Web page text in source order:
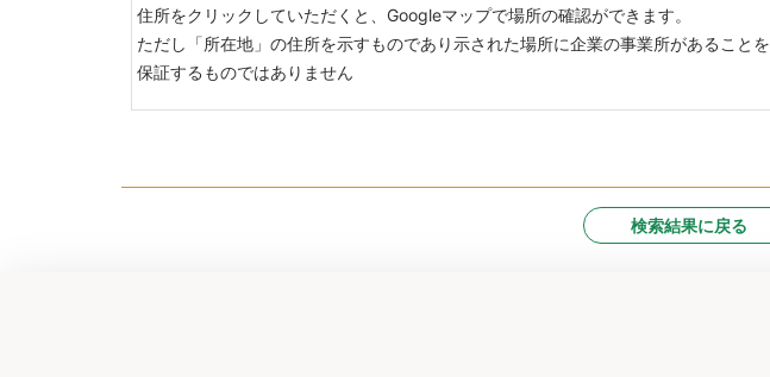
住所をクリックしていただくと、Googleマップで場所の確認ができます。
ただし「所在地」の住所を示すものであり示された場所に企業の事業所があることを
保証するものではありません
検索結果に戻る